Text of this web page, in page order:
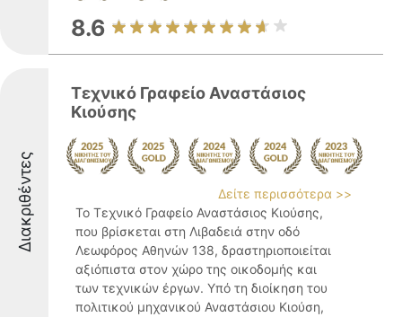
8.6
Διακριθέντες
Τεχνικό Γραφείο Αναστάσιος
Κιούσης
Δείτε περισσότερα >>
Το Τεχνικό Γραφείο Αναστάσιος Κιούσης,
που βρίσκεται στη Λιβαδειά στην οδό
Λεωφόρος Αθηνών 138, δραστηριοποιείται
αξιόπιστα στον χώρο της οικοδομής και
των τεχνικών έργων. Υπό τη διοίκηση του
πολιτικού μηχανικού Αναστάσιου Κιούση,